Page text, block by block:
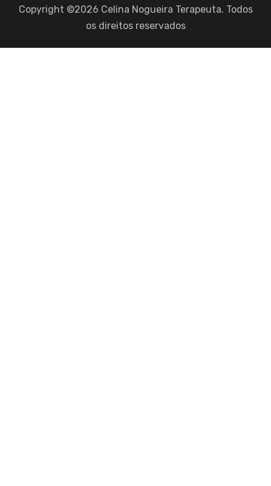
Copyright ©2026 Celina Nogueira Terapeuta. Todos
os direitos reservados